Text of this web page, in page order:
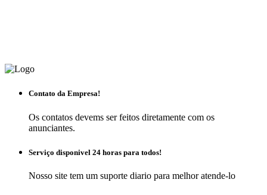
Contato da Empresa!
Os contatos devems ser feitos diretamente com os
anunciantes.
Serviço disponivel 24 horas para todos!
Nosso site tem um suporte diario para melhor atende-lo